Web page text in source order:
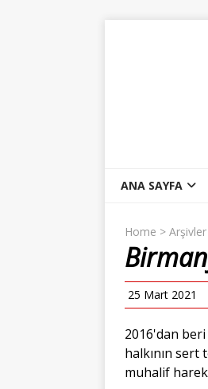
ANA SAYFA
Home > Arşivler
25 Mart 2021
2016'dan
halkının sert
muhalif